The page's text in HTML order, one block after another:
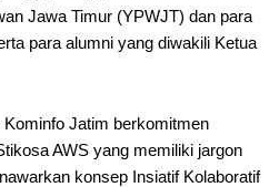
Jawa Timur (YPWJT) dan para
para alumni yang diwakili Ketua
Jatim berkomitmen
AWS yang memiliki jargon
konsep Insiatif Kolaboratif